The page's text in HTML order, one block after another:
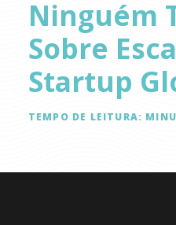
Ninguém
Sobre
Startup
TEMPO DE LEITURA: